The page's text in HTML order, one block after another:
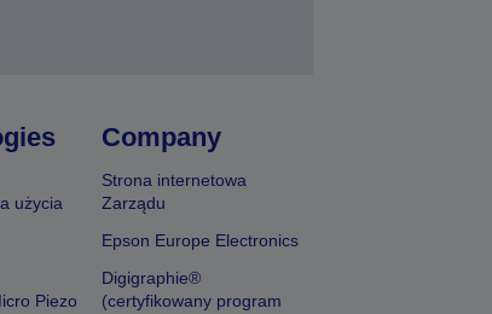
użycia
Piezo
Company
Strona internetowa
Zarządu
Epson Europe Electronics
Digigraphie®
(certyfikowany program